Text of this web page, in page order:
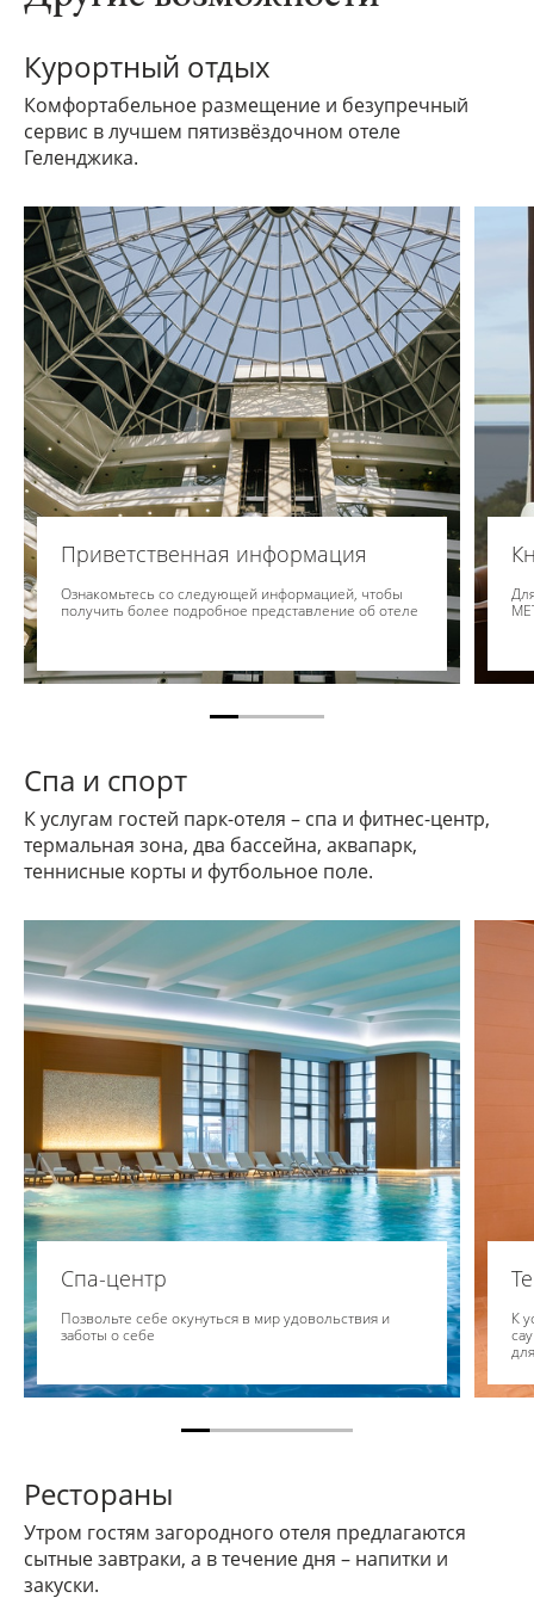
Курортный отдых
Комфортабельное размещение и безупречный
сервис в лучшем пятизвёздочном отеле
Геленджика.
Приветственная информация
Ознакомьтесь со следующей информацией, чтобы
получить более подробное представление об отеле
Спа и спорт
К услугам гостей парк-отеля – спа и фитнес-центр,
термальная зона, два бассейна, аквапарк,
теннисные корты и футбольное поле.
Спа-центр
Позвольте себе окунуться в мир удовольствия и
заботы о себе
К
Рестораны
Утром гостям загородного отеля предлагаются
сытные завтраки, а в течение дня – напитки и
закуски.